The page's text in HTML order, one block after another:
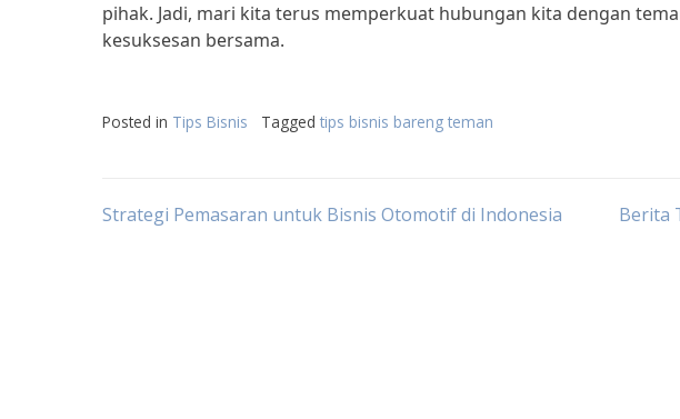
pihak. Jadi, mari kita terus memperkuat hubungan kita dengan
kesuksesan bersama.
Posted in Tips Bisnis Tagged tips bisnis bareng teman
Post
Strategi Pemasaran untuk Bisnis Otomotif di Indonesia Berita